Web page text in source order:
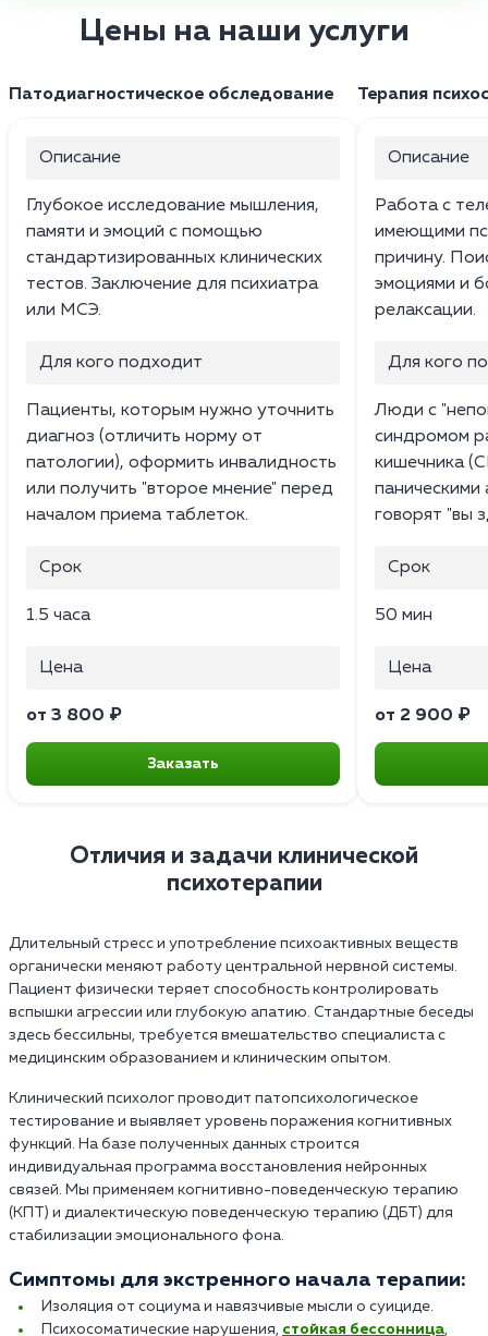
Цены на наши услуги
Патодиагностическое обследование
Описание
Глубокое исследование мышления,
памяти и эмоций с помощью
стандартизированных клинических
тестов. Заключение для психиатра
или МСЭ.
Для кого подходит
Пациенты, которым нужно уточнить
диагноз (отличить норму от
патологии), оформить инвалидность
или получить "второе мнение" перед
началом приема таблеток.
Срок
1.5 часа
Цена
от 3 800 ₽
Заказать
Терапия
Описание
Работа с
имеющими
причину.
эмоциями и
релаксации.
Для кого
Люди с
синдромом
кишечника
паническими
говорят "вы
Срок
50 мин
Цена
от 2 900 ₽
Отличия и задачи клинической
психотерапии
Длительный стресс и употребление психоактивных веществ
органически меняют работу центральной нервной системы.
Пациент физически теряет способность контролировать
вспышки агрессии или глубокую апатию. Стандартные беседы
здесь бессильны, требуется вмешательство специалиста с
медицинским образованием и клиническим опытом.
Клинический психолог проводит патопсихологическое
тестирование и выявляет уровень поражения когнитивных
функций. На базе полученных данных строится
индивидуальная программа восстановления нейронных
связей. Мы применяем когнитивно-поведенческую терапию
(КПТ) и диалектическую поведенческую терапию (ДБТ) для
стабилизации эмоционального фона.
Симптомы для экстренного начала терапии:
Изоляция от социума и навязчивые мысли о суициде.
Психосоматические нарушения, стойкая бессонница,